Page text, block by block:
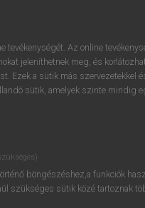
próbaverziójának
regisztrálok ésbelépek.
REGISZTRÁCIÓ
tevékenységét. Az online
jeleníthetnek meg, és
Ezek a sütik más szervezetekkel
sütik, amelyek szinte mindig
böngészéshez,a funkciók
szükséges sütik közé tartoznak